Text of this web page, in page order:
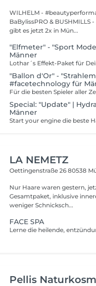
WILHELM -
BaBylissPRO &
gibt es jetzt 2x in Mün...
"Elfmeter" - "Sport
Männer
"Ballon d'Or" -
#facetechnology für
Special: "Update" |
Männer
LA NEMETZ
Oettingenstraße 2680538
Nur Haare waren gestern,
Gesamtpaket, inklusive innerem
weniger Schnicksch...
FACE SPA
Pellis